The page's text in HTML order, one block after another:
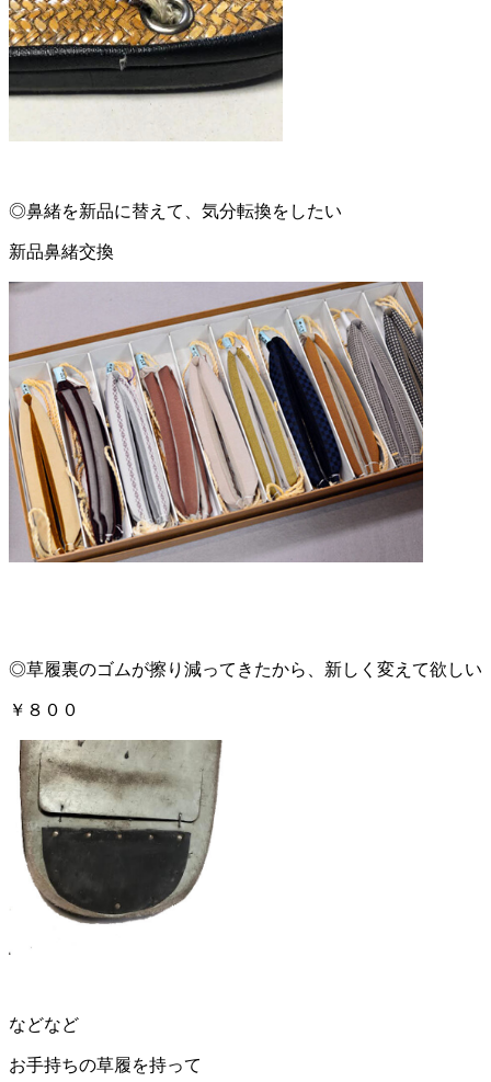
◎鼻緒を新品に替えて、気分転換をしたい
新品鼻緒交換
◎草履裏のゴムが擦り減ってきたから、新しく変えて欲しい
￥８００
などなど
お手持ちの草履を持って